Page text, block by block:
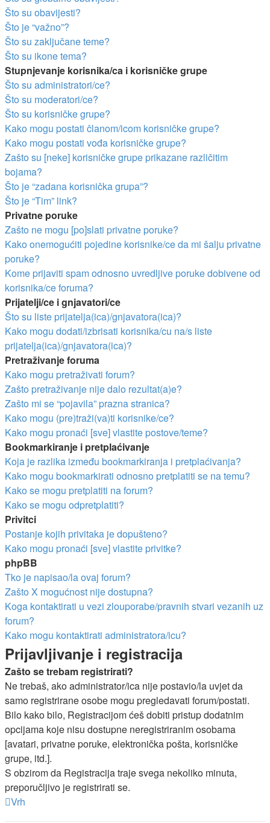
Što su obavijesti?
Što je “važno”?
Što su zaključane teme?
Što su ikone tema?
Stupnjevanje korisnika/ca i korisničke grupe
Što su administratori/ce?
Što su moderatori/ce?
Što su korisničke grupe?
Kako mogu postati članom/icom korisničke grupe?
Kako mogu postati vođa korisničke grupe?
Zašto su [neke] korisničke grupe prikazane različitim
bojama?
Što je “zadana korisnička grupa”?
Što je “Tim” link?
Privatne poruke
Zašto ne mogu [po]slati privatne poruke?
Kako onemogućiti pojedine korisnike/ce da mi šalju privatne
poruke?
Kome prijaviti spam odnosno uvredljive poruke dobivene od
korisnika/ce foruma?
Prijatelji/ce i gnjavatori/ce
Što su liste prijatelja(ica)/gnjavatora(ica)?
Kako mogu dodati/izbrisati korisnika/cu na/s liste
prijatelja(ica)/gnjavatora(ica)?
Pretraživanje foruma
Kako mogu pretraživati forum?
Zašto pretraživanje nije dalo rezultat(a)e?
Zašto mi se “pojavila” prazna stranica?
Kako mogu (pre)traži(va)ti korisnike/ce?
Kako mogu pronaći [sve] vlastite postove/teme?
Bookmarkiranje i pretplaćivanje
Koja je razlika između bookmarkiranja i pretplaćivanja?
Kako mogu bookmarkirati odnosno pretplatiti se na temu?
Kako se mogu pretplatiti na forum?
Kako se mogu odpretplatiti?
Privitci
Postanje kojih privitaka je dopušteno?
Kako mogu pronaći [sve] vlastite privitke?
phpBB
Tko je napisao/la ovaj forum?
Zašto X mogućnost nije dostupna?
Koga kontaktirati u vezi zlouporabe/pravnih stvari vezanih uz
forum?
Kako mogu kontaktirati administratora/icu?
Prijavljivanje i registracija
Zašto se trebam registrirati?
Ne trebaš, ako administrator/ica nije postavio/la uvjet da
samo registrirane osobe mogu pregledavati forum/postati.
Bilo kako bilo, Registracijom ćeš dobiti pristup dodatnim
opcijama koje nisu dostupne neregistriranim osobama
[avatari, privatne poruke, elektronička pošta, korisničke
grupe, itd.].
S obzirom da Registracija traje svega nekoliko minuta,
preporučljivo je registrirati se.
Vrh